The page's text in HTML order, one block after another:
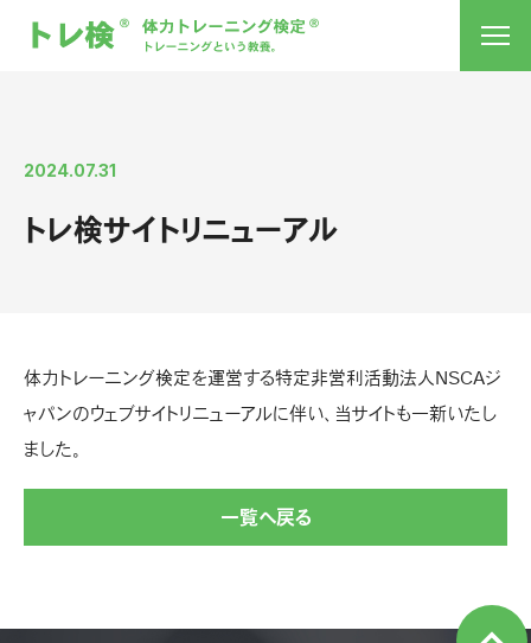
2024.07.31
トレ検サイトリニューアル
体力トレーニング検定を運営する特定非営利活動法人NSCAジ
ャパンのウェブサイトリニューアルに伴い、当サイトも一新いたし
ました。
一覧へ戻る